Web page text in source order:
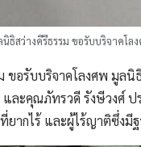
ธิสว่างคีรีธรรม ขอรับบริจาคโล
อรับบริจาคโลงศพ มูลนิ
และคุณภัทรวดี รังษีวงศ์
ยากไร้ และผู้ไร้ญาติซึ่ง